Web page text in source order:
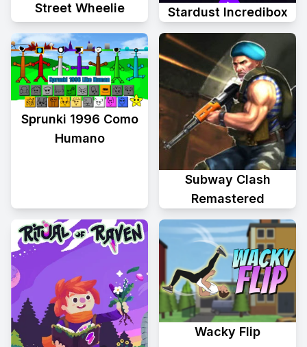
Street Wheelie Stardust Incredibox
Sprunki 1996 Como
Humano
Subway Clash
Remastered
Wacky Flip